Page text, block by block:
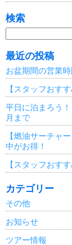
検索
検
索:
最近の投稿
お盆期間の営業
【スタッフおす
平日に泊まろう
月まで
【燃油サーチャ
中がお得！
【スタッフおす
カテゴリー
その他
お知らせ
ツアー情報